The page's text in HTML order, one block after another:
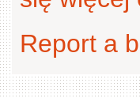
Report a